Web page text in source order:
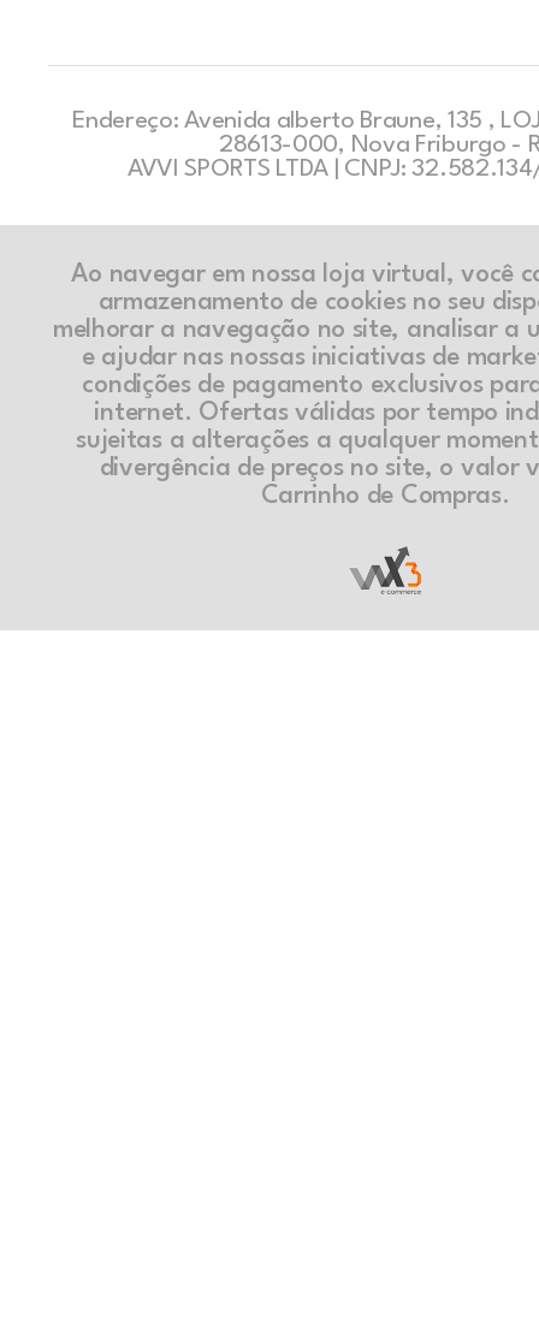
Endereço: Avenida alberto Braune, 135 ,
28613-000, Nova Friburgo -
AVVI SPORTS LTDA | CNPJ:
Ao navegar em nossa loja virtual, você
armazenamento de cookies no seu
melhorar a navegação no site, analisar a
e ajudar nas nossas iniciativas de
condições de pagamento exclusivos
internet. Ofertas válidas por tempo
sujeitas a alterações a qualquer
divergência de preços no site, o valor
Carrinho de Compras.